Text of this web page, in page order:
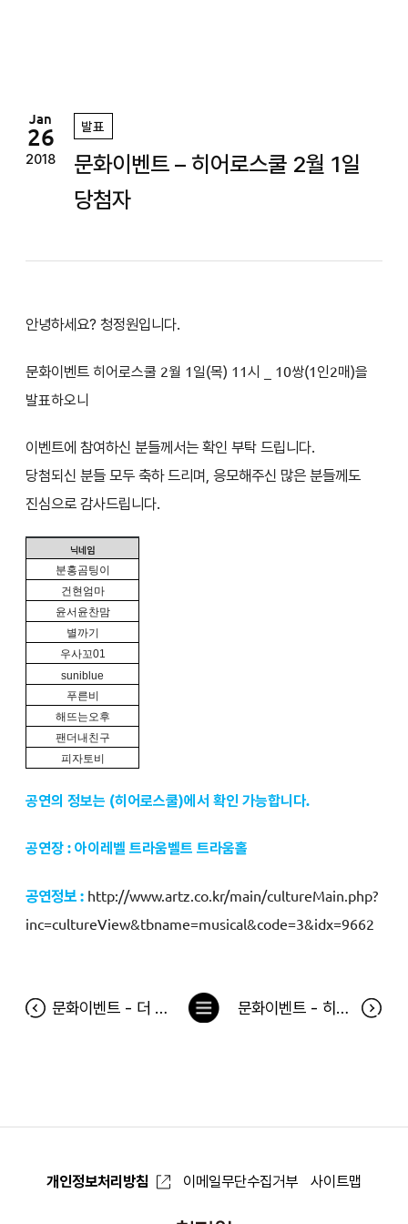
Jan
26
2018
발표
문화이벤트 – 히어로스쿨 2월 1일
당첨자
안녕하세요? 청정원입니다.
문화이벤트 히어로스쿨 2월 1일(목) 11시
_ 10쌍(1인2매)을
발표하오니
이벤트에 참여하신 분들께서는 확인 부탁 드립니다.
당첨되신 분들 모두 축하 드리며, 응모해주신 많은 분들께도
진심으로 감사드립니다.
닉네임
분홍곰팅이
건현엄마
윤서윤찬맘
별까기
우사꼬01
suniblue
푸른비
해뜨는오후
팬더내친구
피자토비
공연의 정보는 (히어로스쿨)에서 확인 가능합니다.
공연장 : 아이레벨 트라움벨트 트라움홀
공연정보 : http://www.artz.co.kr/main/cultureMain.php?
inc=cultureView&tbname=musical&code=3&idx=9662
문화이벤트 - 더 쉐도우 당첨자 문화이벤트 - 히어로스쿨 2월 2일 당첨자
목
개인정보처리방침 이메일무단수집거부 사이트맵